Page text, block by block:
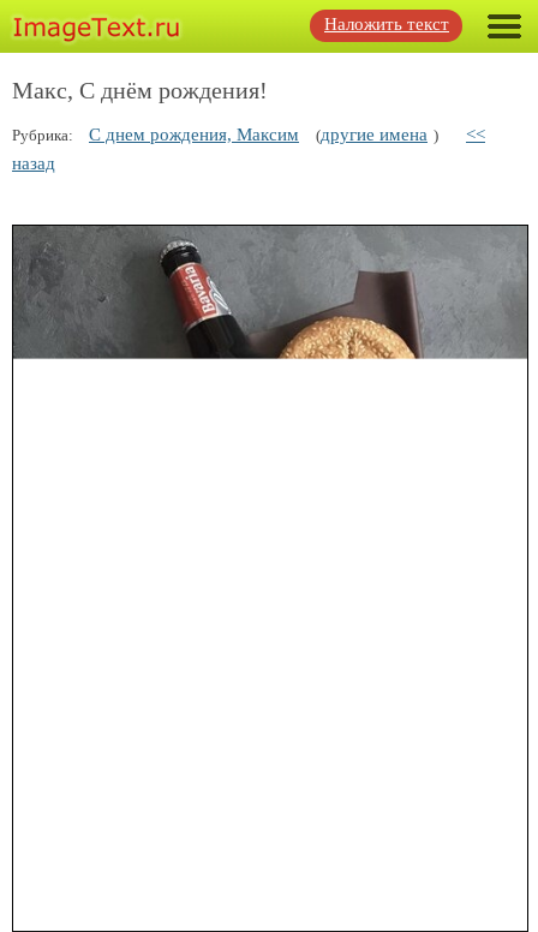
Наложить текст
Макс, С днём рождения!
Рубрика: С днем рождения, Максим (другие имена )
<<
назад